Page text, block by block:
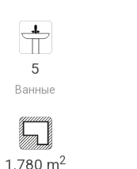
5
Ванные
1.780 m2